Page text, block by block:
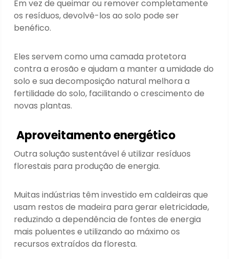
Em vez de queimar ou remover completamente
os resíduos, devolvê-los ao solo pode ser
benéfico.
Eles servem como uma camada protetora
contra a erosão e ajudam a manter a umidade do
solo e sua decomposição natural melhora a
fertilidade do solo, facilitando o crescimento de
novas plantas.
Aproveitamento energético
Outra solução sustentável é utilizar resíduos
florestais para produção de energia.
Muitas indústrias têm investido em caldeiras que
usam restos de madeira para gerar eletricidade,
reduzindo a dependência de fontes de energia
mais poluentes e utilizando ao máximo os
recursos extraídos da floresta.